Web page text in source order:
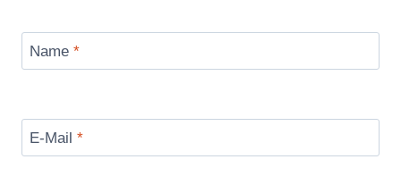
Name *
E-Mail *